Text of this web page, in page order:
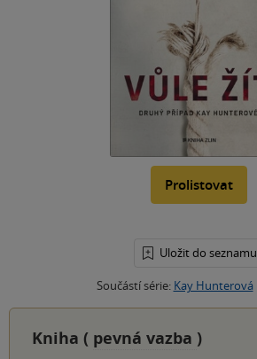
Prolistovat
Uložit do seznamu
Součástí série: Kay Hunterová
Kniha ( pevná vazba )